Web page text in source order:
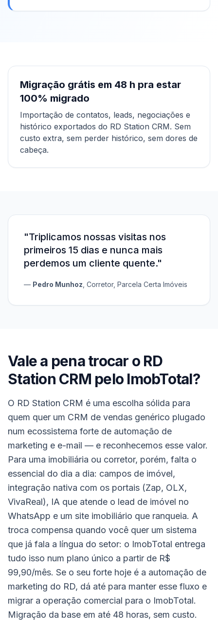
Migração grátis em 48 h pra estar
100% migrado
Importação de contatos, leads, negociações e
histórico exportados do RD Station CRM. Sem
custo extra, sem perder histórico, sem dores de
cabeça.
"Triplicamos nossas visitas nos
primeiros 15 dias e nunca mais
perdemos um cliente quente."
— Pedro Munhoz Corretor, Parcela Certa Imóveis
Vale a pena trocar o RD
Station CRM pelo ImobTotal?
O RD Station CRM é uma escolha sólida para
quem quer um CRM de vendas genérico plugado
num ecossistema forte de automação de
marketing e e-mail — e reconhecemos esse valor.
Para uma imobiliária ou corretor, porém, falta o
essencial do dia a dia: campos de imóvel,
integração nativa com os portais (Zap, OLX,
VivaReal), IA que atende o lead de imóvel no
WhatsApp e um site imobiliário que ranqueia. A
troca compensa quando você quer um sistema
que já fala a língua do setor: o ImobTotal entrega
tudo isso num plano único a partir de R$
99,90/mês. Se o seu forte hoje é a automação de
marketing do RD, dá até para manter esse fluxo e
migrar a operação comercial para o ImobTotal.
Migração da base em até 48 horas, sem custo.